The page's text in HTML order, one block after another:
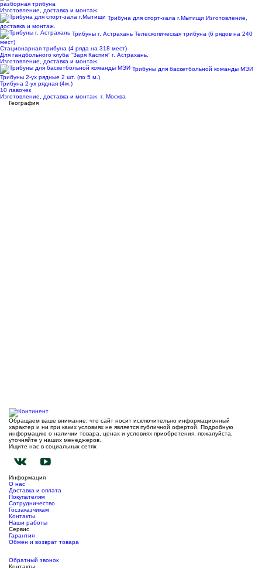
разборная трибуна
Изготовление, доставка и монтаж.
Трибуна для спорт-зала г.Мытищи Изготовление,
доставка и монтаж.
Трибуны г. Астрахань Телескопическая трибуна (6 рядов на 240
мест)
Стационарная трибуна (4 ряда на 318 мест)
Для гандбольного клуба "Заря Каспия" г. Астрахань.
Изготовление, доставка и монтаж.
Трибуны для баскетбольной команды МЭИ
Трибуны 2-ух рядные 2 шт. (по 5 м.)
Трибуна 2-ух рядная (4м.)
10 лавочек
Изготовление, доставка и монтаж. г. Москва
География
Обращаем ваше внимание, что сайт носит исключительно информационный
характер и ни при каких условиях не является публичной офертой. Подробную
информацию о наличии товара, ценах и условиях приобретения, пожалуйста,
уточняйте у наших менеджеров.
Ищите нас в социальных сетях
Информация
О нас
Доставка и оплата
Покупателям
Сотрудничество
Госзаказчикам
Контакты
Наши работы
Сервис
Гарантия
Обмен и возврат товара
Обратный звонок
Контакты